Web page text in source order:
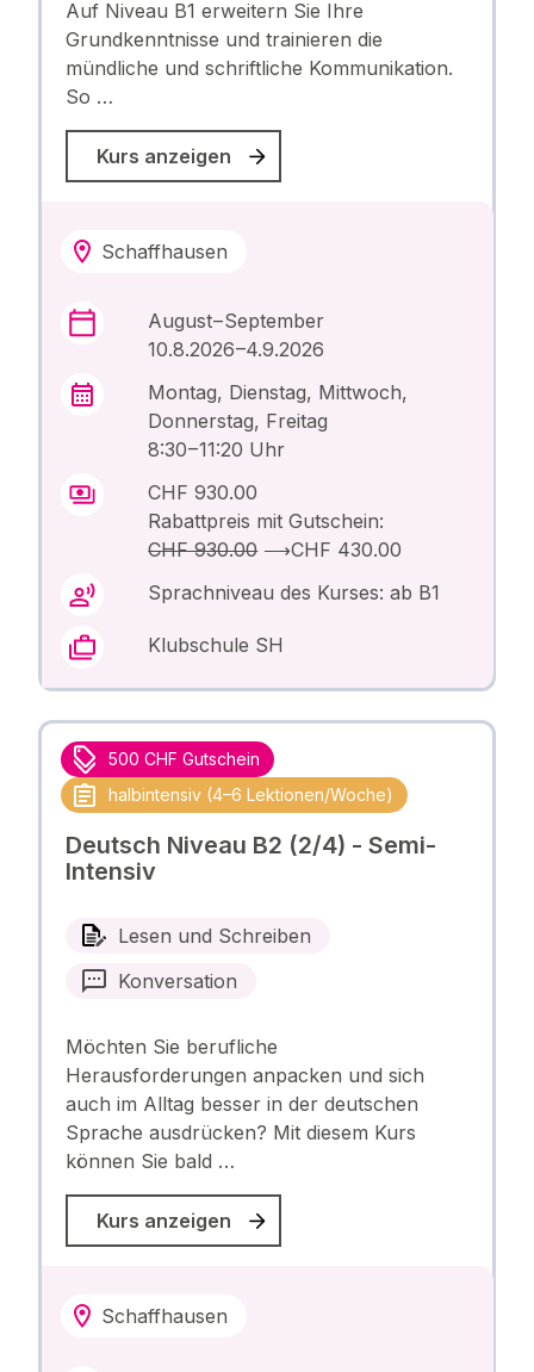
Auf Niveau B1 erweitern Sie Ihre
Grundkenntnisse und trainieren die
mündliche und schriftliche Kommunikation.
So …
Kurs anzeigen
Schaffhausen
August – September
10.8.2026 –4.9.2026
Montag, Dienstag, Mittwoch,
Donnerstag, Freitag
8:30 – 11:20 Uhr
CHF 930.00
Rabattpreis mit Gutschein:
CHF 930.00⟶CHF 430.00
Sprachniveau des Kurses: ab B1
Klubschule SH
500 CHF Gutschein
halbintensiv (4–6 Lektionen/Woche)
Deutsch Niveau B2 (2/4) - Semi-
Intensiv
Lesen und Schreiben
Konversation
Möchten Sie berufliche
Herausforderungen anpacken und sich
auch im Alltag besser in der deutschen
Sprache ausdrücken? Mit diesem Kurs
können Sie bald …
Kurs anzeigen
Schaffhausen